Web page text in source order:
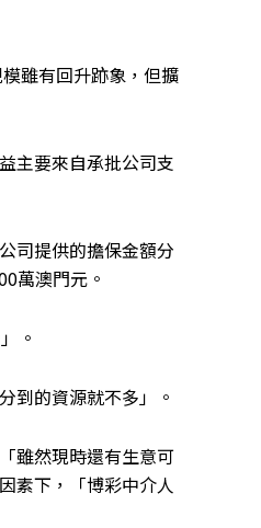
雖有回升跡象，但擴
主要來自承批公司支
司提供的擔保金額分
萬澳門元。
。
到的資源就不多」。
雖然現時還有生意可
素下，「博彩中介人